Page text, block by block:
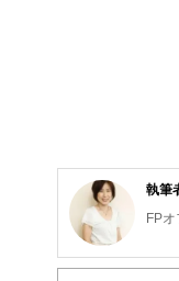
執筆
FP
保険